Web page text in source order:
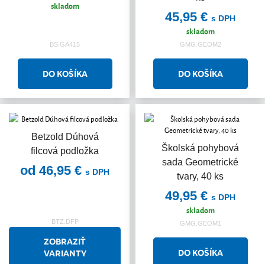
skladom
BS.GA415
45,95 € s DPH
skladom
GMG.GEOM2
Betzold Dúhová
filcová podložka
od 46,95 € s DPH
BTZ.DFP
ZOBRAZIŤ
VARIANTY
Školská pohybová
sada Geometrické
tvary, 40 ks
49,95 € s DPH
skladom
GMG.GEOM1